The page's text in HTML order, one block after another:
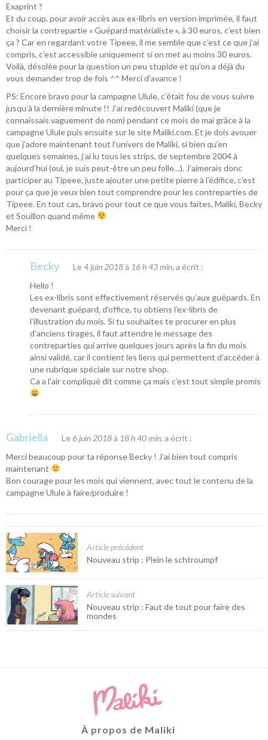
Exaprint ?
Et du coup, pour avoir accès aux ex-libris en version imprimée, il faut
choisir la contrepartie « Guépard matérialiste », à 30 euros, c’est bien
ça ? Car en regardant votre Tipeee, il me semble que c’est ce que j’ai
compris, c’est accessible uniquement si on met au moins 30 euros.
Voilà, désolée pour la question un peu stupide et qu’on a déjà du
vous demander trop de fois ^^ Merci d’avance !
PS: Encore bravo pour la campagne Ulule, c’était fou de vous suivre
jusqu’à la dernière minute !! J’ai redécouvert Maliki (que je
connaissais vaguement de nom) pendant ce mois de mai grâce à la
campagne Ulule puis ensuite sur le site Maliki.com. Et je dois avouer
que j’adore maintenant tout l’univers de Maliki, si bien qu’en
quelques semaines, j’ai lu tous les strips, de septembre 2004 à
aujourd’hui (oui, je suis peut-être un peu folle…). J’aimerais donc
participer au Tipeee, juste ajouter une petite pierre à l’édifice, c’est
pour ça que je veux bien tout comprendre pour les contreparties de
Tipeee. En tout cas, bravo pour tout ce que vous faites, Maliki, Becky
et Souillon quand même
Merci !
Becky Le4 juin 2018à 16 h 43 min, a écrit :
Hello !
Les ex-libris sont effectivement réservés qu’aux guépards. En
devenant guépard, d’office, tu obtiens l’ex-libris de
l’illustration du mois. Si tu souhaites te procurer en plus
d’anciens tirages, il faut attendre le message des
contreparties qui arrive quelques jours après la fin du mois
ainsi validé, car il contient les liens qui permettent d’accéder à
une rubrique spéciale sur notre shop.
Ca a l’air compliqué dit comme ça mais c’est tout simple promis
Gabriella Le6 juin 2018à 18 h 40 min, a écrit :
Merci beaucoup pour ta réponse Becky ! J’ai bien tout compris
maintenant
Bon courage pour les mois qui viennent, avec tout le contenu de la
campagne Ulule à faire/produire !
Article précédent
Nouveau strip : Plein le schtroumpf
Article suivant
Nouveau strip : Faut de tout pour faire des
mondes
À propos de Maliki